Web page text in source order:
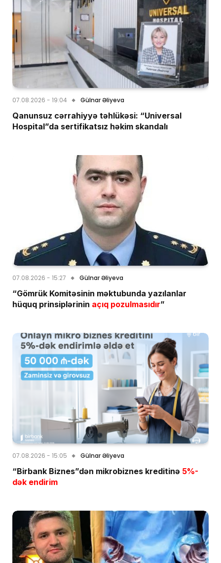
07.08.2026 - 19:04 Gülnar Əliyeva
Qanunsuz cərrahiyyə təhlükəsi: “Universal
Hospital”da sertifikatsız həkim skandalı
07.08.2026 - 15:27 Gülnar Əliyeva
“Gömrük Komitəsinin məktubunda yazılanlar
hüquq prinsiplərinin açıq pozulmasıdır”
07.08.2026 - 15:05 Gülnar Əliyeva
“Birbank Biznes”dən mikrobiznes kreditinə 5%-
dək endirim